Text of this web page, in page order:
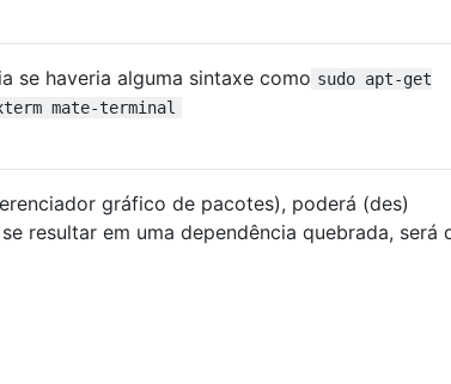
se haveria alguma sintaxe como sudo apt-get
mate-terminal
gráfico de pacotes), poderá (des)
resultar em uma dependência quebrada, será